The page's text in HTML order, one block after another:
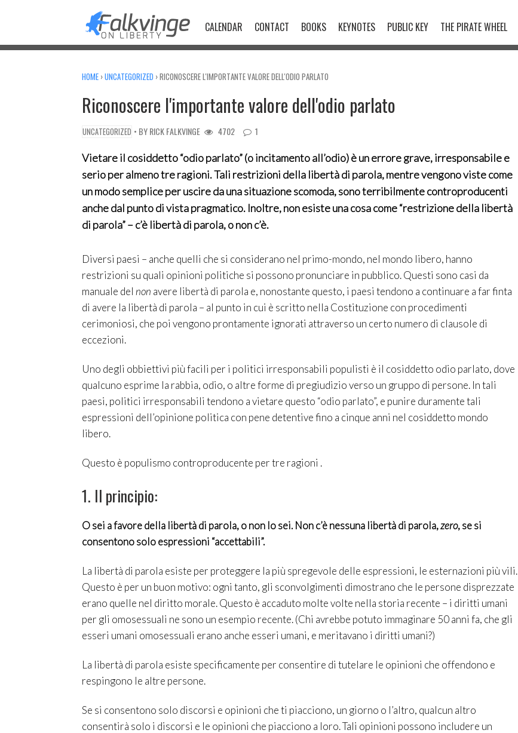
CALENDAR CONTACT BOOKS KEYNOTES PUBLIC KEY THE PIRATE WHEEL
HOME ›UNCATEGORIZED ›RICONOSCERE L'IMPORTANTE VALORE DELL'ODIO PARLATO
Riconoscere l'importante valore dell'odio parlato
UNCATEGORIZED • BYRICK FALKVINGE 4702 1
Vietare il cosiddetto “odio parlato” (o incitamento all’odio) è un errore grave, irresponsabile e
serio per almeno tre ragioni. Tali restrizioni della libertà di parola, mentre vengono viste come
un modo semplice per uscire da una situazione scomoda, sono terribilmente controproducenti
anche dal punto di vista pragmatico. Inoltre, non esiste una cosa come “restrizione della libertà
di parola” – c’è libertà di parola, o non c’è.
Diversi paesi – anche quelli che si considerano nel primo-mondo, nel mondo libero, hanno
restrizioni su quali opinioni politiche si possono pronunciare in pubblico. Questi sono casi da
manuale del non avere libertà di parola e, nonostante questo, i paesi tendono a continuare a far finta
di avere la libertà di parola – al punto in cui è scritto nella Costituzione con procedimenti
cerimoniosi, che poi vengono prontamente ignorati attraverso un certo numero di clausole di
eccezioni.
Uno degli obbiettivi più facili per i politici irresponsabili populisti è il cosiddetto odio parlato, dove
qualcuno esprime la rabbia, odio, o altre forme di pregiudizio verso un gruppo di persone. In tali
paesi, politici irresponsabili tendono a vietare questo “odio parlato”, e punire duramente tali
espressioni dell’opinione politica con pene detentive fino a cinque anni nel cosiddetto mondo
libero.
Questo è populismo controproducente per tre ragioni .
1. Il principio:
O sei a favore della libertà di parola, o non lo sei. Non c’è nessuna libertà di parola,zero, se si
consentono solo espressioni “accettabili”.
La libertà di parola esiste per proteggere la più spregevole delle espressioni, le esternazioni più vili.
Questo è per un buon motivo: ogni tanto, gli sconvolgimenti dimostrano che le persone disprezzate
erano quelle nel diritto morale. Questo è accaduto molte volte nella storia recente – i diritti umani
per gli omosessuali ne sono un esempio recente. (Chi avrebbe potuto immaginare 50 anni fa, che gli
esseri umani omosessuali erano anche esseri umani, e meritavano i diritti umani?)
La libertà di parola esiste specificamente per consentire di tutelare le opinioni che offendono e
respingono le altre persone.
Se si consentono solo discorsi e opinioni che ti piacciono, un giorno o l’altro, qualcun altro
consentirà solo i discorsi e le opinioni che piacciono a loro. Tali opinioni possono includere un